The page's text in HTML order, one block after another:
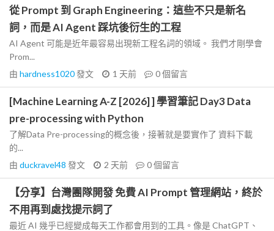
從 Prompt 到 Graph Engineering：這些不只是新名
詞，而是 AI Agent 踩坑後衍生的工程
AI Agent 可能是近年最容易出現新工程名詞的領域。 我們才剛學會
Prom...
由 hardness1020發文 1 天前 0個留言
[Machine Learning A-Z [2026] ] 學習筆記 Day3 Data
pre-processing with Python
了解Data Pre-processing的概念後，接著就是要實作了 資料下載
的...
由 duckravel48 發文 2 天前 0個留言
【分享】台灣團隊開發 免費 AI Prompt 管理網站，終於
不用再到處找提示詞了
最近 AI 幾乎已經變成每天工作都會用到的工具。像是 ChatGPT、